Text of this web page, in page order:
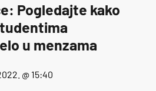
Pogledajte kako
u menzama
@ 15:40